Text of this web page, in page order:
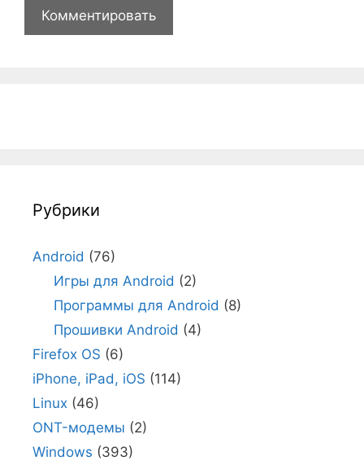
Рубрики
Android (76)
Игры для Android (2)
Программы для Android (8)
Прошивки Android (4)
Firefox OS (6)
iPhone, iPad, iOS (114)
Linux (46)
ONT-модемы (2)
Windows (393)